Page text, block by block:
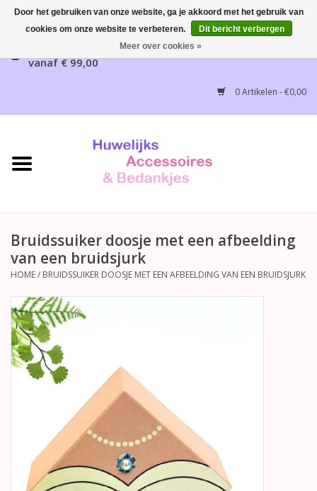
Gratis verzending mogelijk, NL vanaf € 65,00, België
vanaf € 99,00
0 Artikelen - €0,00
Home
Bruidsaccessoires
Huwelijksreceptie
Disney Huwelijk
Betty Boop Huwelijk
Geboorte, Doop en
Communie
SALE
Bruidssuiker doosje met een afbeelding
van een bruidsjurk
HOME/ BRUIDSSUIKER DOOSJE MET EEN AFBEELDING VAN EEN BRUIDSJURK
Door het gebruiken van onze website, ga je akkoord met het gebruik van
cookies om onze website te verbeteren.
Dit bericht verbergen
Meer over cookies »